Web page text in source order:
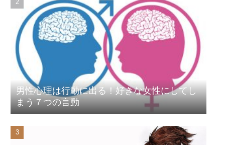
男性心理は行動に出る！好きな女性にしてし
まう７つの言動